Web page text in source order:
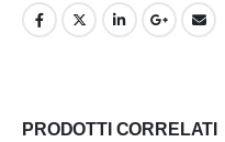
PRODOTTI CORRELATI